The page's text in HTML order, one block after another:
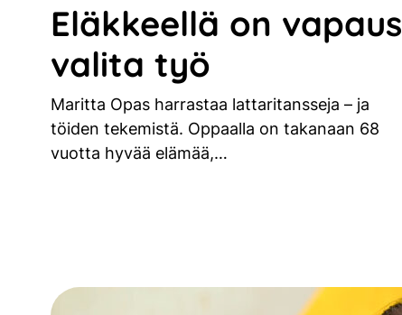
Eläkkeellä on vapaus
valita työ
Maritta Opas harrastaa lattaritansseja – ja
töiden tekemistä. Oppaalla on takanaan 68
vuotta hyvää elämää,…